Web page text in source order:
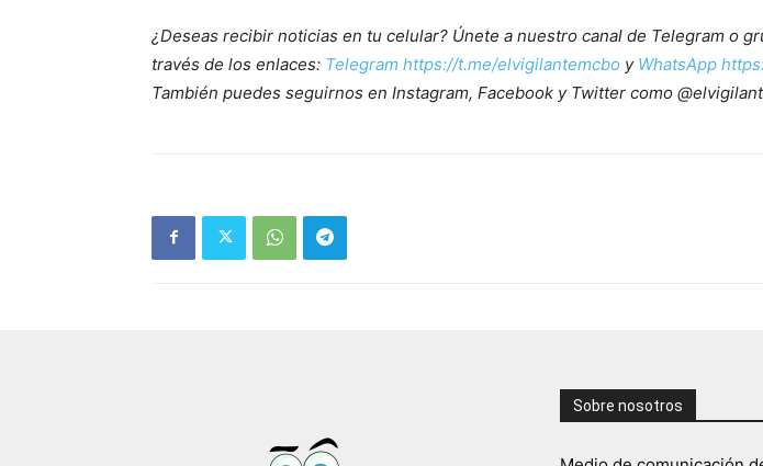
¿Deseas recibir noticias en tu celular? Únete a nuestro canal de Telegram o
través de los enlaces: Telegram https://t.me/elvigilantemcbo y WhatsApp
También puedes seguirnos en Instagram, Facebook y Twitter como
Sobre nosotros